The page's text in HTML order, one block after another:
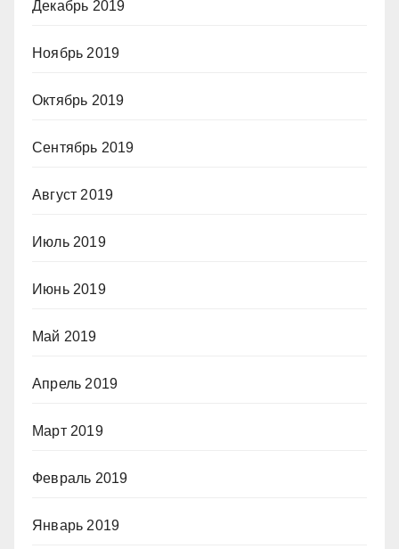
Декабрь 2019
Ноябрь 2019
Октябрь 2019
Сентябрь 2019
Август 2019
Июль 2019
Июнь 2019
Май 2019
Апрель 2019
Март 2019
Февраль 2019
Январь 2019